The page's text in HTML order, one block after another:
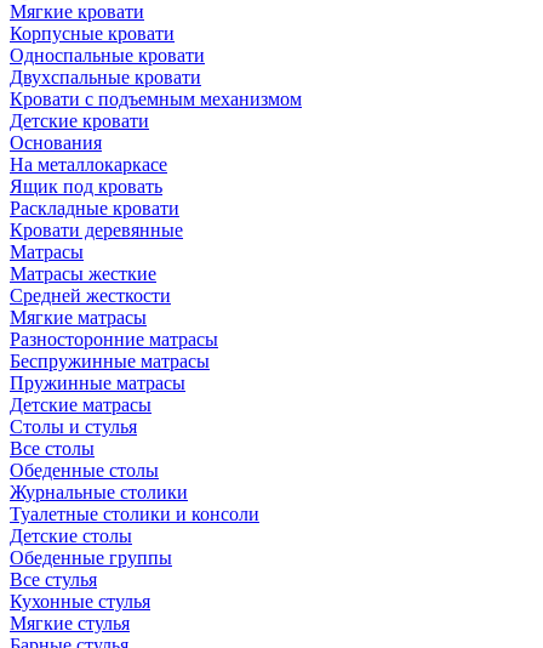
Мягкие кровати
Корпусные кровати
Односпальные кровати
Двухспальные кровати
Кровати с подъемным механизмом
Детские кровати
Основания
На металлокаркасе
Ящик под кровать
Раскладные кровати
Кровати деревянные
Матрасы
Матрасы жесткие
Средней жесткости
Мягкие матрасы
Разносторонние матрасы
Беспружинные матрасы
Пружинные матрасы
Детские матрасы
Столы и стулья
Все столы
Обеденные столы
Журнальные столики
Туалетные столики и консоли
Детские столы
Обеденные группы
Все стулья
Кухонные стулья
Мягкие стулья